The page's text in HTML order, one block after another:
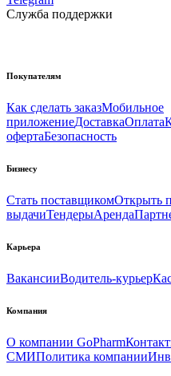
Служба поддержки
Покупателям
Как сделать заказМобильное
приложениеДоставкаОплата
офертаБезопасность
Бизнесу
Стать поставщикомОткрыть
выдачиТендерыАренда
Карьера
ВакансииВодитель-курьер
Компания
О компании GoPharm
СМИПолитика компании